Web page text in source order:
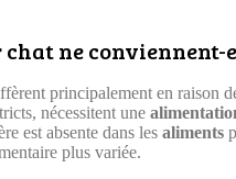
ne conviennent-
principalement en raison
nécessitent une
est absente dans les aliments
plus variée.